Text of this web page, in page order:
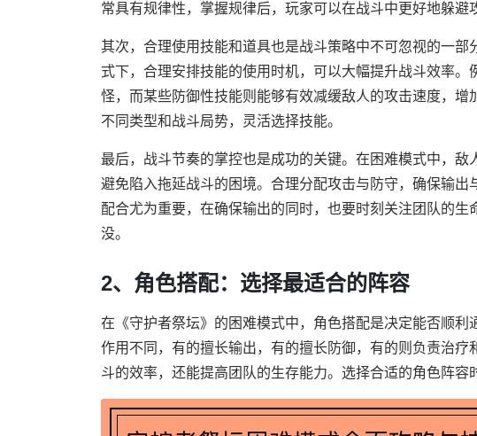
常具有规律性，掌握规律后，玩家可以在战斗中更好地躲避
其次，合理使用技能和道具也是战斗策略中不可忽视的一
式下，合理安排技能的使用时机，可以大幅提升战斗效率
怪，而某些防御性技能则能够有效减缓敌人的攻击速度，
不同类型和战斗局势，灵活选择技能。
最后，战斗节奏的掌控也是成功的关键。在困难模式中，
避免陷入拖延战斗的困境。合理分配攻击与防守，确保输
配合尤为重要，在确保输出的同时，也要时刻关注团队的
没。
2、角色搭配：选择最适合的阵容
在《守护者祭坛》的困难模式中，角色搭配是决定能否顺
作用不同，有的擅长输出，有的擅长防御，有的则负责治
斗的效率，还能提高团队的生存能力。选择合适的角色阵容